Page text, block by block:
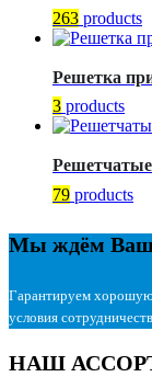
263 products
Решетка
3 products
79 products
Мы ждём
Гарантируем
условия
НАШ